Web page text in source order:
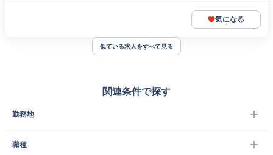
気になる
似ている求人をすべて見る
関連条件で探す
勤務地
職種